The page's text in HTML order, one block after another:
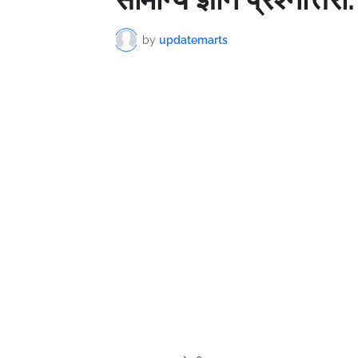
by updatemarts